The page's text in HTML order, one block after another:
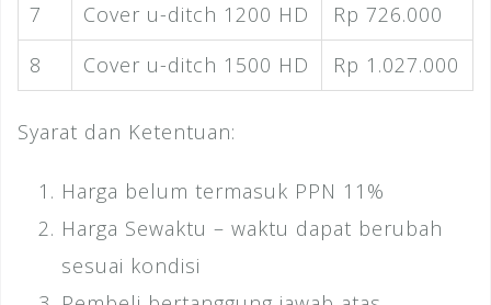
7
Cover u-ditch 1200 HD
Rp 726.000
8
Cover u-ditch 1500 HD Rp 1.027.000
Syarat dan Ketentuan:
Harga belum termasuk PPN 11%
Harga Sewaktu – waktu dapat berubah
sesuai kondisi